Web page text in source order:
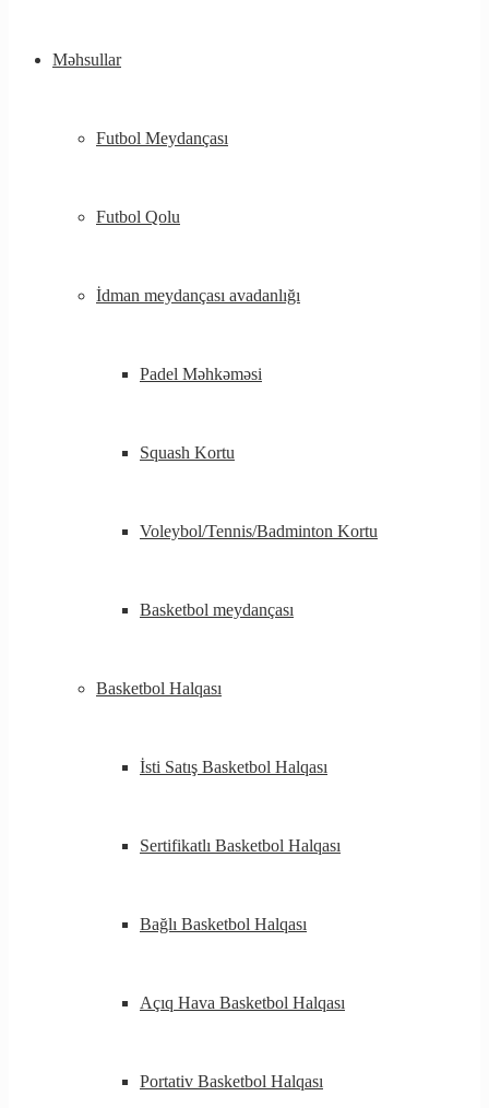
Məhsullar
Futbol Meydançası
Futbol Qolu
İdman meydançası avadanlığı
Padel Məhkəməsi
Squash Kortu
Voleybol/Tennis/Badminton Kortu
Basketbol meydançası
Basketbol Halqası
İsti Satış Basketbol Halqası
Sertifikatlı Basketbol Halqası
Bağlı Basketbol Halqası
Açıq Hava Basketbol Halqası
Portativ Basketbol Halqası